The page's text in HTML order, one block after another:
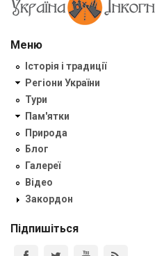
Меню
Історія і традиції
Регіони України
Тури
Пам'ятки
Природа
Блог
Галереї
Відео
Закордон
Підпишіться